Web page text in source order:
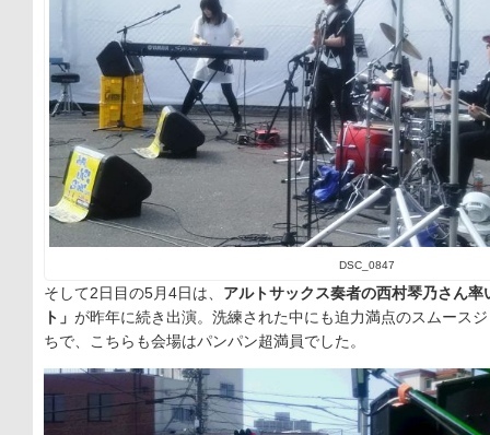
DSC_0847
そして2日目の5月4日は、 アルトサックス奏者の西村琴乃さん
ト」 が昨年に続き出演。洗練された中にも迫力満点のスムース
ちで、こちらも会場はパンパン超満員でした。